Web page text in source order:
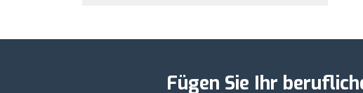
Fügen Sie Ihr